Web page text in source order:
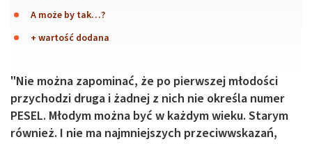
A może by tak…?
+ wartość dodana
"Nie można zapominać, że po pierwszej młodości
przychodzi druga i żadnej z nich nie określa numer
PESEL. Młodym można być w każdym wieku. Starym
również. I nie ma najmniejszych przeciwwskazań,